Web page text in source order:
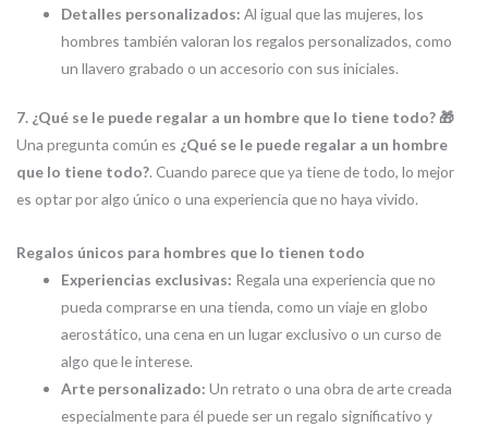
Detalles personalizados: Al igual que las mujeres, los
hombres también valoran los regalos personalizados, como
un llavero grabado o un accesorio con sus iniciales.
7. ¿Qué se le puede regalar a un hombre que lo tiene todo? 🎁
Una pregunta común es ¿Qué se le puede regalar a un hombre
que lo tiene todo?. Cuando parece que ya tiene de todo, lo mejor
es optar por algo único o una experiencia que no haya vivido.
Regalos únicos para hombres que lo tienen todo
Experiencias exclusivas: Regala una experiencia que no
pueda comprarse en una tienda, como un viaje en globo
aerostático, una cena en un lugar exclusivo o un curso de
algo que le interese.
Arte personalizado: Un retrato o una obra de arte creada
especialmente para él puede ser un regalo significativo y